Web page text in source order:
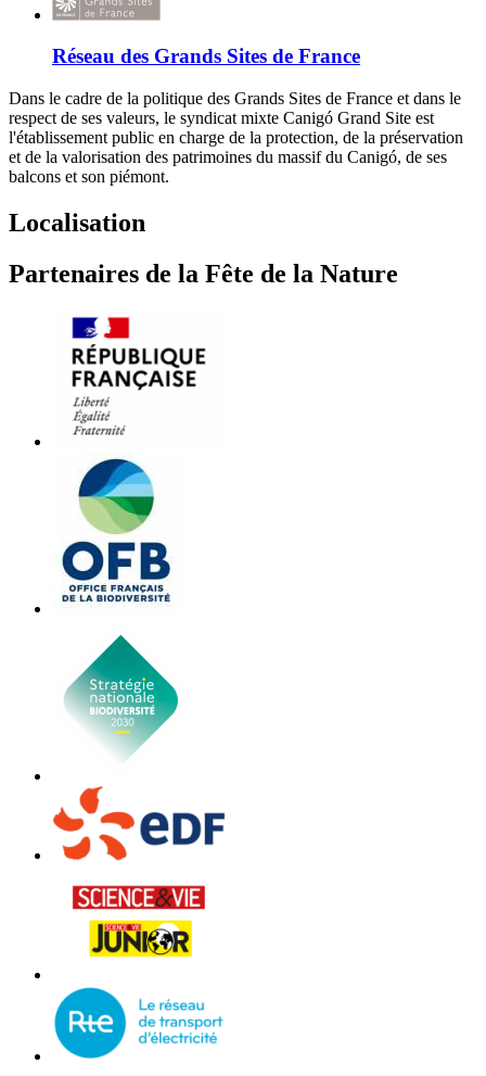
Réseau des Grands Sites de France
Dans le cadre de la politique des Grands Sites de France et dans le
respect de ses valeurs, le syndicat mixte Canigó Grand Site est
l'établissement public en charge de la protection, de la préservation
et de la valorisation des patrimoines du massif du Canigó, de ses
balcons et son piémont.
Localisation
Partenaires de la Fête de la Nature